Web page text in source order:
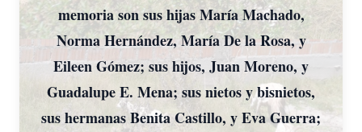
memoria son sus hijas María Machado,
Norma Hernández, María De la Rosa, y
Eileen Gómez; sus hijos, Juan Moreno, y
Guadalupe E. Mena; sus nietos y bisnietos,
sus hermanas Benita Castillo, y Eva Guerra;